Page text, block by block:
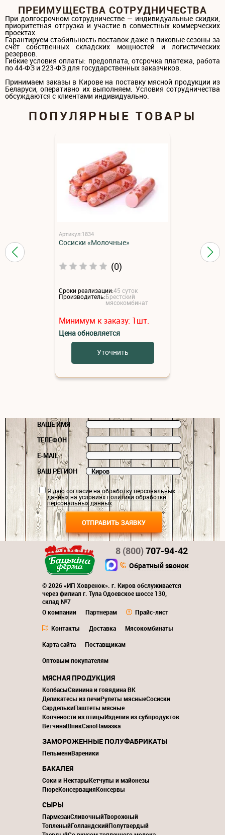
ПРЕИМУЩЕСТВА СОТРУДНИЧЕСТВА
При долгосрочном сотрудничестве — индивидуальные скидки,
приоритетная отгрузка и участие в совместных коммерческих
проектах.
Гарантируем стабильность поставок даже в пиковые сезоны за
счёт собственных складских мощностей и логистических
резервов.
Гибкие условия оплаты: предоплата, отсрочка платежа, работа
по 44-ФЗ и 223-ФЗ для государственных заказчиков.
Принимаем заказы в Кирове на поставку мясной продукции из
Беларуси, оперативно их выполняем. Условия сотрудничества
обсуждаются с клиентами индивидуально.
ПОПУЛЯРНЫЕ ТОВАРЫ
Артикул:1834
Сосиски «Молочные»
(0)
Сроки реализации:45 суток
Производитель:Брестский
мясокомбинат
Минимум к заказу: 1шт.
Цена обновляется
Уточнить
ВАШЕ ИМЯ
ТЕЛЕФОН
E-MAIL
ВАШ РЕГИОН
Я даюсогласиена обработку персональных
данных на условияхполитики обработки
персональных данных.
© 2026 «ИП Ховренок». г. Киров обслуживается
через филиал г. Тула Одоевское шоссе 130,
склад №7
О компании
Партнерам
Прайс-лист
Контакты
Доставка
Мясокомбинаты
Карта сайта
Поставщикам
Оптовым покупателям
8 (800)707-94-42
Обратный звонок
МЯСНАЯ ПРОДУКЦИЯ
КолбасыСвинина и говядина ВК
Деликатесы из печиРулеты мясныеСосиски
СарделькиПаштеты мясные
Копчёности из птицыИзделия из субпродуктов
ВетчинаШпикСалоНамазка
ЗАМОРОЖЕННЫЕ ПОЛУФАБРИКАТЫ
ПельмениВареники
БАКАЛЕЯ
Соки и НектарыКетчупы и майонезы
ПюреКонсервацияКонсервы
СЫРЫ
ПармезанСливочныйТворожный
ТопленыйГолландскийПолутвердый